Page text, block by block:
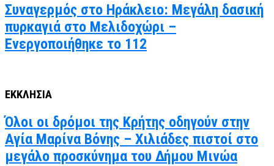
Συναγερμός στο Ηράκλειο: Μεγάλη δασική
πυρκαγιά στο Μελιδοχώρι –
Ενεργοποιήθηκε το 112
ΕΚΚΛΗΣΙΑ
Όλοι οι δρόμοι της Κρήτης οδηγούν στην
Αγία Μαρίνα Βόνης – Χιλιάδες πιστοί στο
μεγάλο προσκύνημα του Δήμου Μινώα